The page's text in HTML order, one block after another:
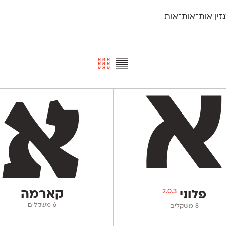
אות־אות־אות
פריימריז
פרנק־רי
פרנק־רי צר
קדם סריף
קרוואן
תעמולה
פלוני 2.0.3
‫8 משקלים
קארמה
‫6 משקלים